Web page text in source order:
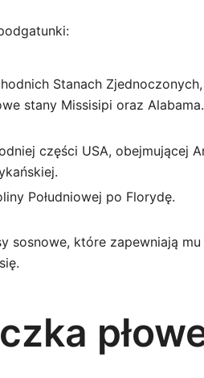
Stanach
stany Missisipi oraz
części USA, obejmującej
Południowej po Florydę.
sosnowe, które zapewniają mu